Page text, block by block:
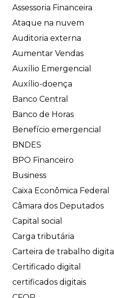
Assessoria Financeira
Ataque na nuvem
Auditoria externa
Aumentar Vendas
Auxílio Emergencial
Auxílio-doença
Banco Central
Banco de Horas
Benefício emergencial
BNDES
BPO Financeiro
Business
Caixa Econômica Federal
Câmara dos Deputados
Capital social
Carga tributária
Carteira de trabalho digital
Certificado digital
certificados digitais